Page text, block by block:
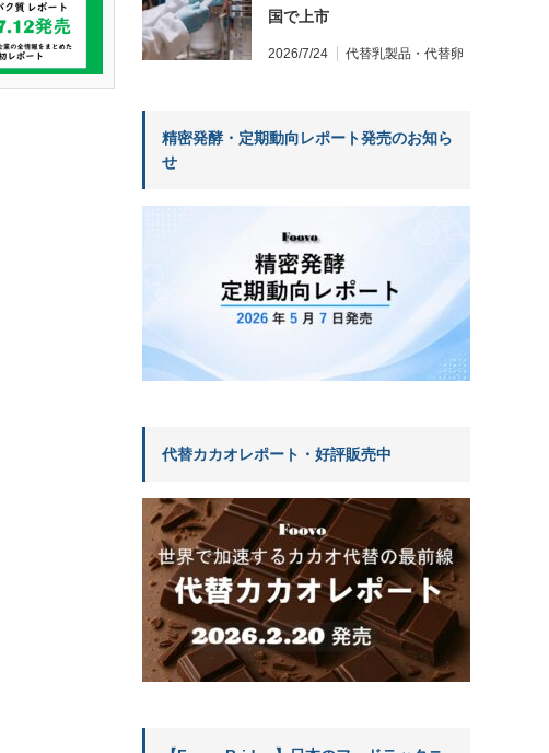
国で上市
2026/7/24 代替乳製品・代替卵
精密発酵・定期動向レポート発売のお知ら
せ
代替カカオレポート・好評販売中